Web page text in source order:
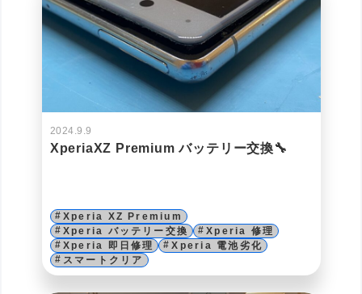
2024.9.9
XperiaXZ Premium バッテリー交換🔧
Xperia XZ Premium
Xperia バッテリー交換
Xperia 修理
Xperia 即日修理
Xperia 電池劣化
スマートクリア